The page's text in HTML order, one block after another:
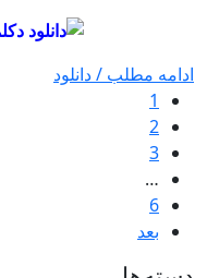
ادامه مطلب / دانلود
1
2
3
…
6
بعد